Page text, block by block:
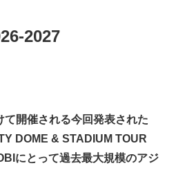
2027
開催される今回発表された
DOME & STADIUM TOUR
にとって過去最大規模のアジ